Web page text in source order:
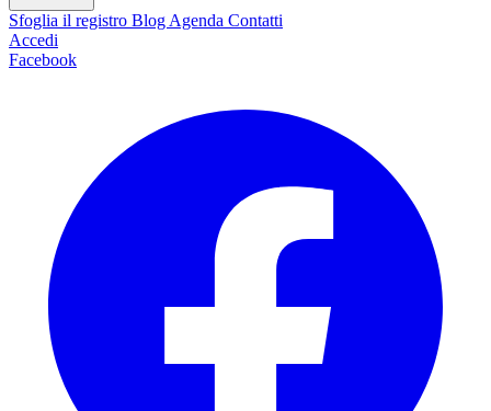
Sfoglia il registro Blog Agenda Contatti
Accedi
Facebook